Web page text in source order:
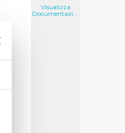
Visualizza
Documentazione